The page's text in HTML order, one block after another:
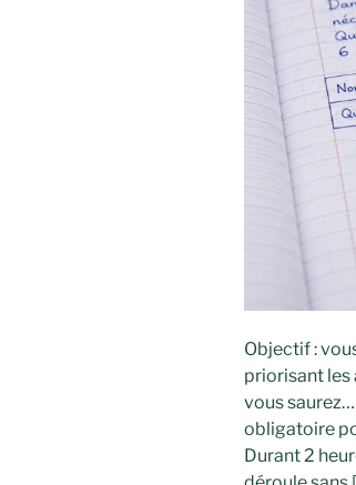
Objectif :
priorisant les
vous
obligatoire
Durant 2